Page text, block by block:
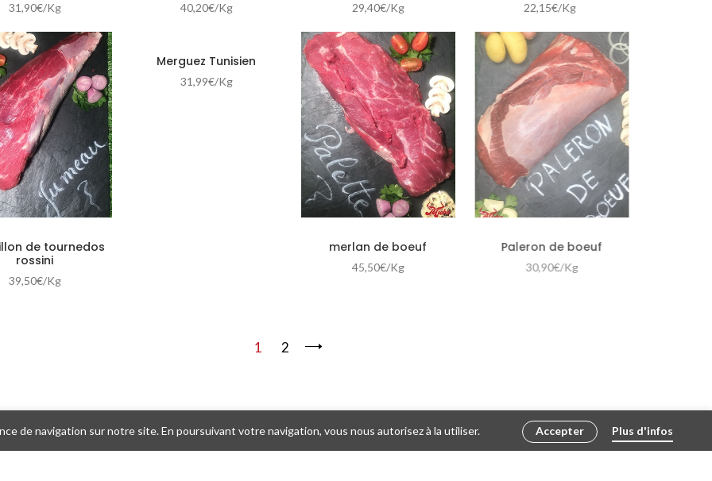
31,90€/Kg 40,20€/Kg 29,40€/Kg 22,15€/Kg
de tournedos
rossini
39,50€/Kg
Merguez Tunisien
31,99€/Kg
merlan de boeuf
45,50€/Kg
Paleron de boeuf
30,90€/Kg
1 2
de navigation sur notre site. En poursuivant votre navigation, vous nous autorisez à la utiliser. Accepter Plus d'infos